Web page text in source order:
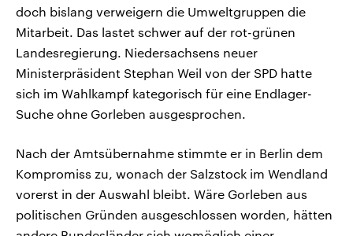
doch bislang verweigern die Umweltgruppen die
Mitarbeit. Das lastet schwer auf der rot-grünen
Landesregierung. Niedersachsens neuer
Ministerpräsident Stephan Weil von der SPD hatte
sich im Wahlkampf kategorisch für eine Endlager-
Suche ohne Gorleben ausgesprochen.
Nach der Amtsübernahme stimmte er in Berlin dem
Kompromiss zu, wonach der Salzstock im Wendland
vorerst in der Auswahl bleibt. Wäre Gorleben aus
politischen Gründen ausgeschlossen worden, hätten